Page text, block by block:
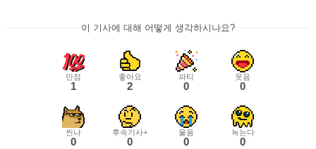
이 기사에 대해 어떻게 생각하시나요?
만점
1
좋아요
2
파티
0
웃음
0
씬나
0
후속기사+
0
울음
0
녹는다
0